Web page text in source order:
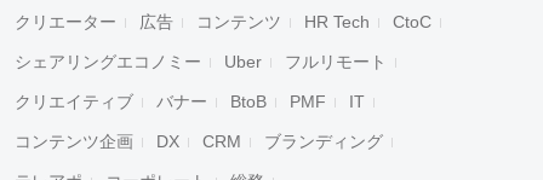
クリエーター 広告 コンテンツ HR Tech CtoC
シェアリングエコノミー Uber フルリモート
クリエイティブ バナー BtoB PMF IT
コンテンツ企画 DX CRM ブランディング